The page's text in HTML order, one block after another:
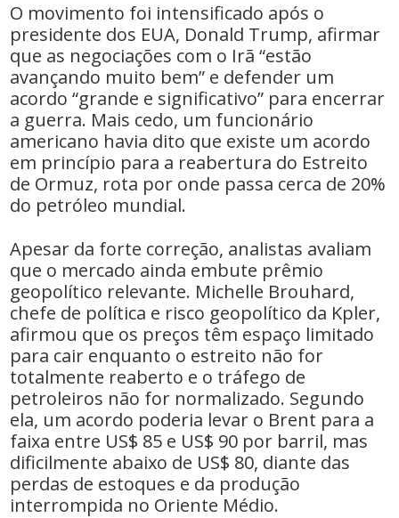
O movimento foi intensificado após o
presidente dos EUA, Donald Trump, afirmar
que as negociações com o Irã “estão
avançando muito bem” e defender um
acordo “grande e significativo” para encerrar
a guerra. Mais cedo, um funcionário
americano havia dito que existe um acordo
em princípio para a reabertura do Estreito
de Ormuz, rota por onde passa cerca de 20%
do petróleo mundial.
Apesar da forte correção, analistas avaliam
que o mercado ainda embute prêmio
geopolítico relevante. Michelle Brouhard,
chefe de política e risco geopolítico da Kpler,
afirmou que os preços têm espaço limitado
para cair enquanto o estreito não for
totalmente reaberto e o tráfego de
petroleiros não for normalizado. Segundo
ela, um acordo poderia levar o Brent para a
faixa entre US$ 85 e US$ 90 por barril, mas
dificilmente abaixo de US$ 80, diante das
perdas de estoques e da produção
interrompida no Oriente Médio.